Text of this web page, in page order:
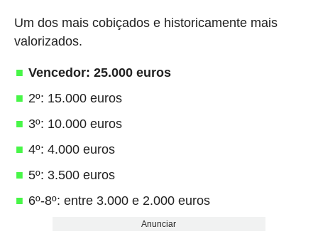
Um dos mais cobiçados e historicamente mais
valorizados.
Vencedor: 25.000 euros
2º: 15.000 euros
3º: 10.000 euros
4º: 4.000 euros
5º: 3.500 euros
6º-8º: entre 3.000 e 2.000 euros
Anunciar